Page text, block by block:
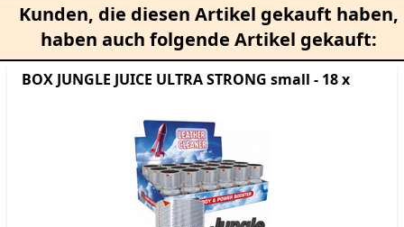
Kunden, die diesen Artikel gekauft haben,
haben auch folgende Artikel gekauft:
BOX JUNGLE JUICE ULTRA STRONG small - 18 x